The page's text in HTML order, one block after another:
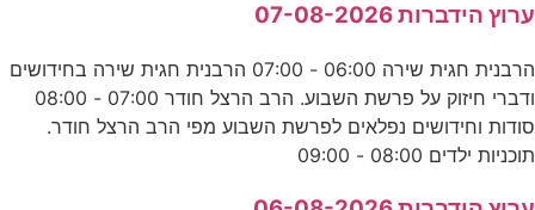
ערוץ הידברות 07-08-2026
הרבנית חגית שירה 06:00 - 07:00 הרבנית חגית שירה בחידושים
ודברי חיזוק על פרשת השבוע. הרב הרצל חודר 07:00 - 08:00
סודות וחידושים נפלאים לפרשת השבוע מפי הרב הרצל חודר.
תוכניות ילדים 08:00 - 09:00